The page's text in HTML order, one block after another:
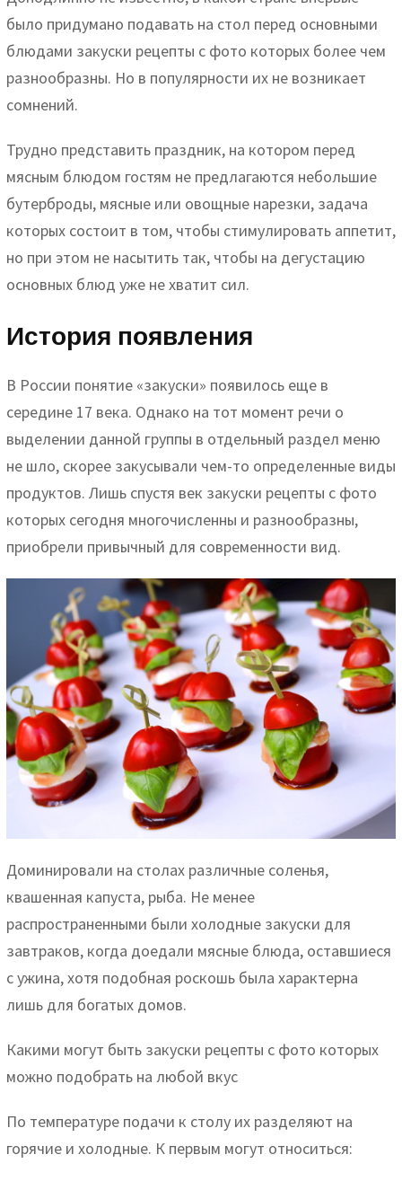
было придумано подавать на стол перед основными
блюдами закуски рецепты с фото которых более чем
разнообразны. Но в популярности их не возникает
сомнений.
Трудно представить праздник, на котором перед
мясным блюдом гостям не предлагаются небольшие
бутерброды, мясные или овощные нарезки, задача
которых состоит в том, чтобы стимулировать аппетит,
но при этом не насытить так, чтобы на дегустацию
основных блюд уже не хватит сил.
История появления
В России понятие «закуски» появилось еще в
середине 17 века. Однако на тот момент речи о
выделении данной группы в отдельный раздел меню
не шло, скорее закусывали чем-то определенные виды
продуктов. Лишь спустя век закуски рецепты с фото
которых сегодня многочисленны и разнообразны,
приобрели привычный для современности вид.
Доминировали на столах различные соленья,
квашенная капуста, рыба. Не менее
распространенными были холодные закуски для
завтраков, когда доедали мясные блюда, оставшиеся
с ужина, хотя подобная роскошь была характерна
лишь для богатых домов.
Какими могут быть закуски рецепты с фото которых
можно подобрать на любой вкус
По температуре подачи к столу их разделяют на
горячие и холодные. К первым могут относиться: